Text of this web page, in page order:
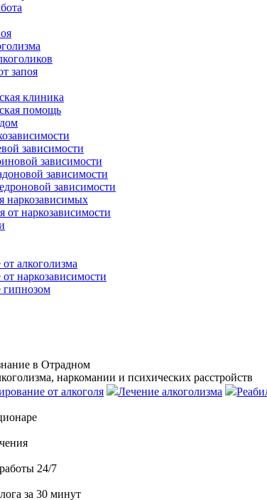
запоя
клиника
помощь
зависимости
зависимости
зависимости
зависимости
наркозависимых
от наркозависимости
алкоголизма
наркозависимости
гипнозом
в Отрадном
наркомании и психических расстройств
от алкоголя Лечение алкоголизма
24/7
за 30 минут